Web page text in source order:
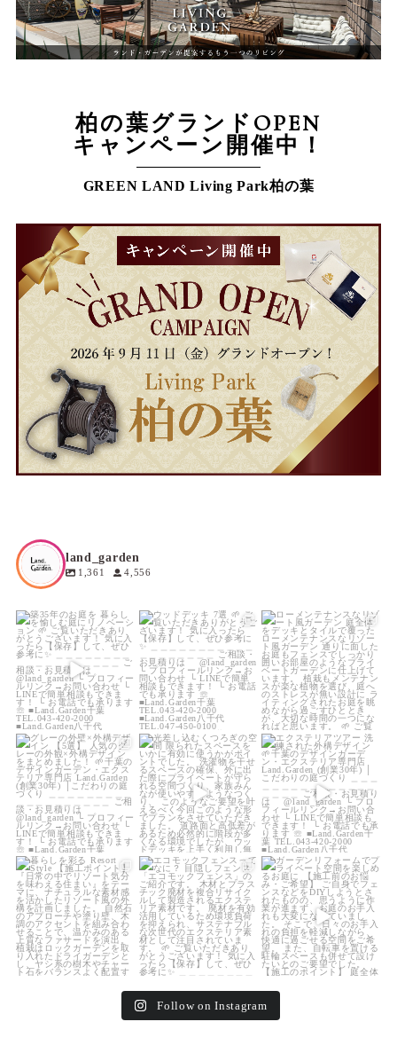
柏の葉グランドOPEN
キャンペーン開催中！
GREEN LAND Living Park柏の葉
land_garden
1,361 4,556
land_garden
10 0
land_garden
20 0
land_garden
19 0
land_garden
23 0
land_garden
22 0
land_garden
22 0
land_garden
25 0
land_garden
16 0
land_garden
32 0
Follow on Instagram